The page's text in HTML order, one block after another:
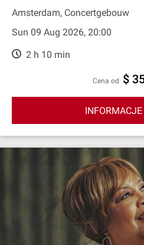
Amsterdam, Concertgebouw
Sun 09 Aug 2026, 20:00
2 h 10 min
cena od $